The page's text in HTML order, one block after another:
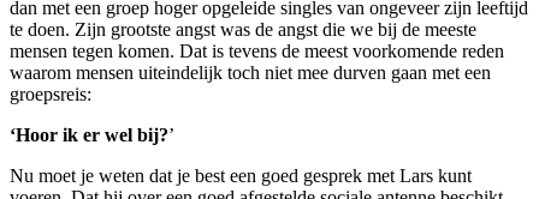
dan met een groep hoger opgeleide singles van ongeveer zijn leeftijd
te doen. Zijn grootste angst was de angst die we bij de meeste
mensen tegen komen. Dat is tevens de meest voorkomende reden
waarom mensen uiteindelijk toch niet mee durven gaan met een
groepsreis:
‘Hoor ik er wel bij?’
Nu moet je weten dat je best een goed gesprek met Lars kunt